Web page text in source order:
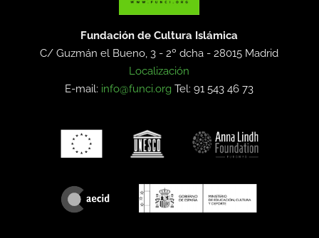
Fundación de Cultura Islámica
C/ Guzmán el Bueno, 3 - 2º dcha -28015 Madrid
Localización
E-mail: info@funci.org Tel: 91 543 46 73